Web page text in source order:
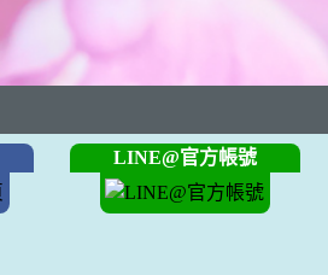
LINE@官方帳號